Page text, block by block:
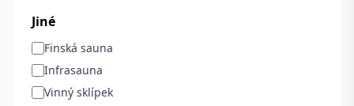
Jiné
Finská sauna
Infrasauna
Vinný sklípek